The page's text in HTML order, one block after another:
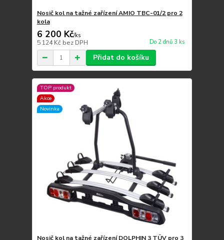
Nosič kol na tažné zařízení AMIO TBC-01/2 pro 2
kola
6 200 Kč/ks
5 124 Kč bez DPH Do 2 dnů 3 ks
Přidat do košíku
TOP produkt
Akce
Novinka
Nosič kol na tažné zařízení DOLPHIN 3 TÜV pro 3